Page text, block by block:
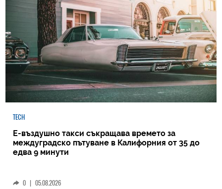
TECH
Е-въздушно такси съкращава времето за
междуградско пътуване в Калифорния от 35 до
едва 9 минути
0 | 05.08.2026